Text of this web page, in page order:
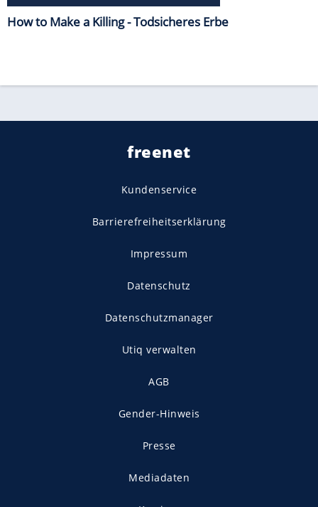
How to Make a Killing - Todsicheres Erbe
freenet
Kundenservice
Barrierefreiheitserklärung
Impressum
Datenschutz
Datenschutzmanager
Utiq verwalten
AGB
Gender-Hinweis
Presse
Mediadaten